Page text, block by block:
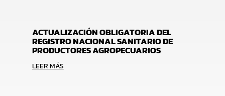
ACTUALIZACIÓN OBLIGATORIA DEL
REGISTRO NACIONAL SANITARIO DE
PRODUCTORES AGROPECUARIOS
LEER MÁS